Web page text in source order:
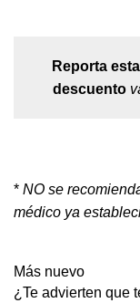
Reporta
descuento
* NO se
médico ya
Más nuevo
¿Te advierten que